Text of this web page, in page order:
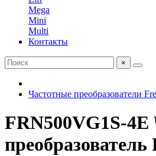
Mega
Mini
Multi
Контакты
×
Частотные преобразователи
FRN500VG1S-